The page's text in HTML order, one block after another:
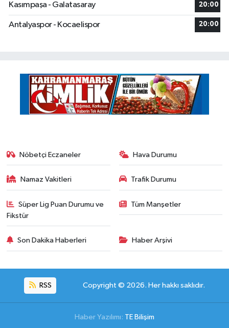
Kasımpaşa - Galatasaray 20:00
Antalyaspor - Kocaelispor 20:00
Nöbetçi Eczaneler Hava Durumu
Namaz Vakitleri Trafik Durumu
Süper Lig Puan Durumu ve
Fikstür
Tüm Manşetler
Son Dakika Haberleri Haber Arşivi
RSS Copyright © 2026. Her hakkı saklıdır.
Haber Yazılımı: TE Bilişim